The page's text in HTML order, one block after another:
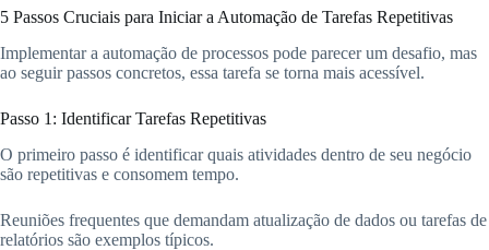
5 Passos Cruciais para Iniciar a Automação de Tarefas Repetitivas
Implementar a automação de processos pode parecer um desafio, mas
ao seguir passos concretos, essa tarefa se torna mais acessível.
Passo 1: Identificar Tarefas Repetitivas
O primeiro passo é identificar quais atividades dentro de seu negócio
são repetitivas e consomem tempo.
Reuniões frequentes que demandam atualização de dados ou tarefas de
relatórios são exemplos típicos.